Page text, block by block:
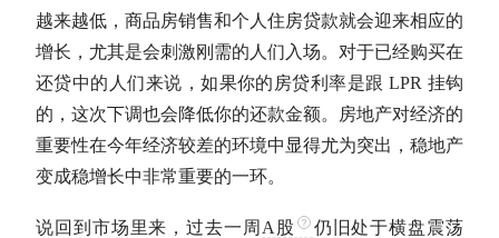
越来越低，商品房销售和个人住房贷款就会迎来相应的
增长，尤其是会刺激刚需的人们入场。对于已经购买在
还贷中的人们来说，如果你的房贷利率是跟LPR 挂钩
的，这次下调也会降低你的还款金额。房地产对经济的
重要性在今年经济较差的环境中显得尤为突出，稳地产
变成稳增长中非常重要的一环。
说回到市场里来，过去一周 A股
仍旧处于横盘震荡